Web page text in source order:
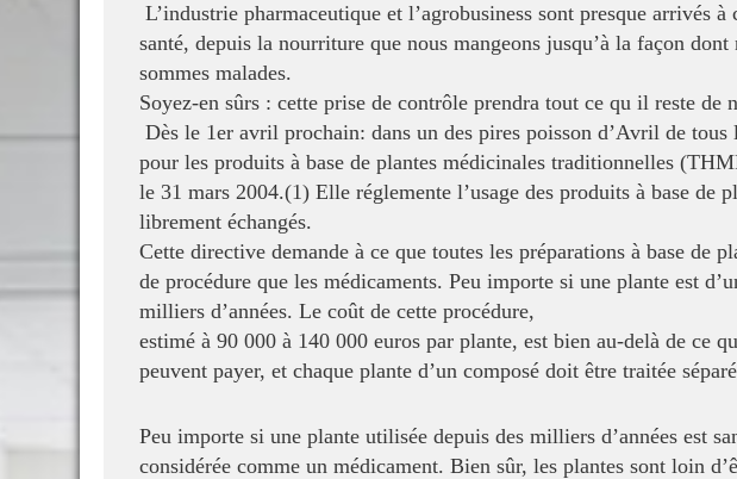
L’industrie pharmaceutique et l’agrobusiness sont presque arrivés à
santé, depuis la nourriture que nous mangeons jusqu’à la façon dont
sommes malades.
Soyez-en sûrs : cette prise de contrôle prendra tout ce qu il reste de
Dès le 1er avril prochain: dans un des pires poisson d’Avril de
pour les produits à base de plantes médicinales traditionnelles
le 31 mars 2004.(1) Elle réglemente l’usage des produits à base de
librement échangés.
Cette directive demande à ce que toutes les préparations à base de
de procédure que les médicaments. Peu importe si une plante est
milliers d’années. Le coût de cette procédure,
estimé à 90 000 à 140 000 euros par plante, est bien au-delà de ce
peuvent payer, et chaque plante d’un composé doit être traitée
Peu importe si une plante utilisée depuis des milliers d’années est
considérée comme un médicament. Bien sûr, les plantes sont loin